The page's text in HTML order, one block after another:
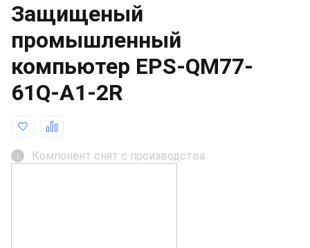
Защищеный
промышленный
компьютер EPS-QM77-
61Q-A1-2R
i Компонент снят с производства